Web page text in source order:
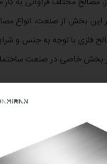
این بخش از صنعت، انواع
فلزی با توجه به جنس و
در بخش خاصی در صنعت
چیست؟
ثابت بودن یک مقطع در